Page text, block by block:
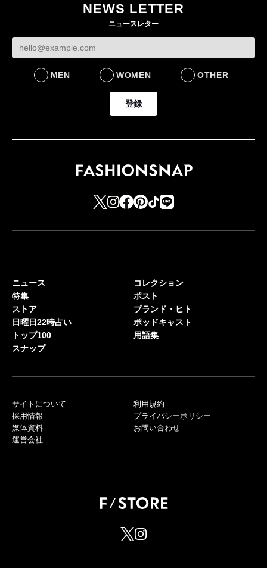
ケットなど7型を発売
をラインナップ
NEWS LETTER
ニュースレター
MEN WOMEN OTHER
登録
ニュース
特集
ストア
日曜日22時占い
トップ100
スナップ
コレクション
ポスト
ブランド・ヒト
ポッドキャスト
用語集
サイトについて
採用情報
媒体資料
運営会社
利用規約
プライバシーポリシー
お問い合わせ